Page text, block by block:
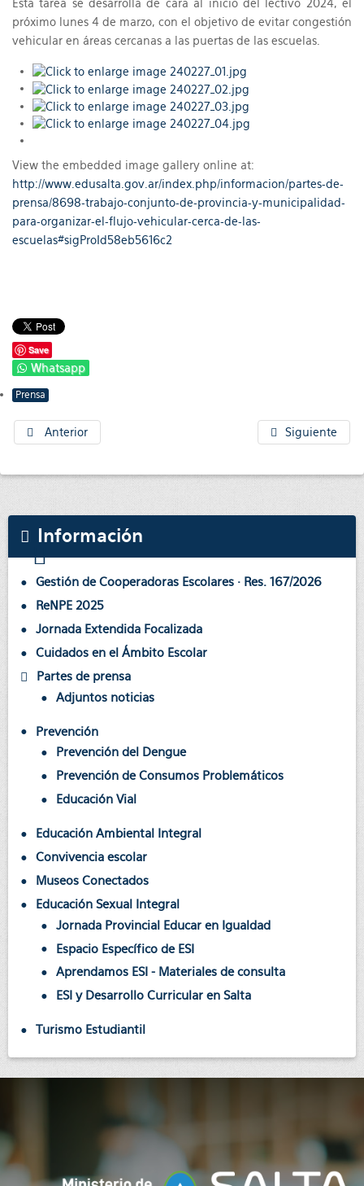
Esta tarea se desarrolla de cara al inicio del lectivo 2024, el
próximo lunes 4 de marzo, con el objetivo de evitar congestión
vehicular en áreas cercanas a las puertas de las escuelas.
View the embedded image gallery online at:
http://www.edusalta.gov.ar/index.php/informacion/partes-de-
prensa/8698-trabajo-conjunto-de-provincia-y-municipalidad-
para-organizar-el-flujo-vehicular-cerca-de-las-
escuelas#sigProId58eb5616c2
Save
Whatsapp
Prensa
Anterior Siguiente
Información
Gestión de Cooperadoras Escolares · Res. 167/2026
ReNPE 2025
Jornada Extendida Focalizada
Cuidados en el Ámbito Escolar
Partes de prensa
Adjuntos noticias
Prevención
Prevención del Dengue
Prevención de Consumos Problemáticos
Educación Vial
Educación Ambiental Integral
Convivencia escolar
Museos Conectados
Educación Sexual Integral
Jornada Provincial Educar en Igualdad
Espacio Específico de ESI
Aprendamos ESI - Materiales de consulta
ESI y Desarrollo Curricular en Salta
Turismo Estudiantil